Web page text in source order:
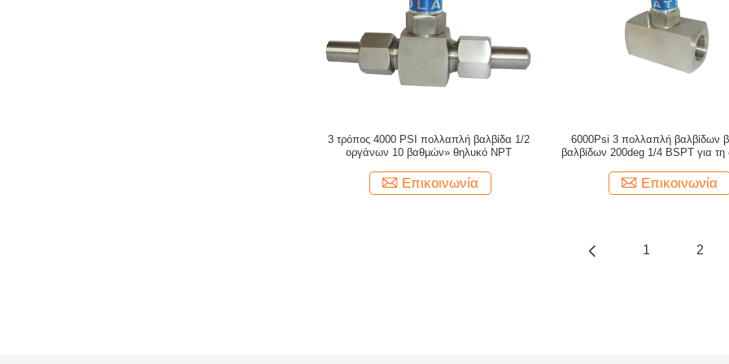
3 τρόπος 4000 PSI πολλαπλή βαλβίδα 1/2
οργάνων 10 βαθμών» θηλυκό NPT
Επικοινωνία
6000Psi 3 πολλαπλή βαλβίδων
βαλβίδων 200deg 1/4 BSPT για τη
Επικοινωνία
1 2